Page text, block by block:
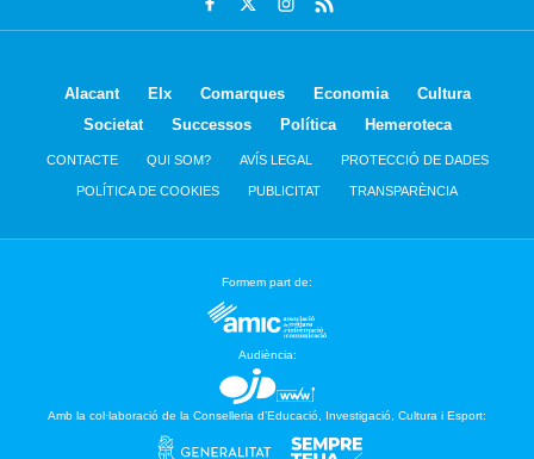
Alacant Elx Comarques Economia
Cultura
Societat
Successos Política Hemeroteca
CONTACTE QUI SOM? AVÍS LEGAL PROTECCIÓ DE DADES
POLÍTICA DE COOKIES PUBLICITAT TRANSPARÈNCIA
Formem part de:
Audiència:
Amb la col·laboració de la Conselleria d’Educació, Investigació, Cultura i Esport: